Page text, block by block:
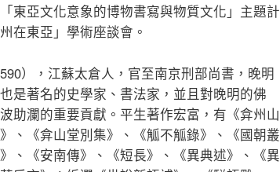
東亞文化意象的博物書寫與物質文化」主題計
在東亞」學術座談會。
），江蘇太倉人，官至南京刑部尚書，晚明
是著名的史學家、書法家，並且對晚明的佛
助瀾的重要貢獻。平生著作宏富，有《弇州山
、《弇山堂別集》、《觚不觚錄》、《國朝叢
、《安南傳》、《短長》、《異典述》、《異